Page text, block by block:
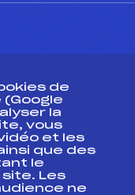
de
(Google
la
vous
et les
que des
le
Les
ne